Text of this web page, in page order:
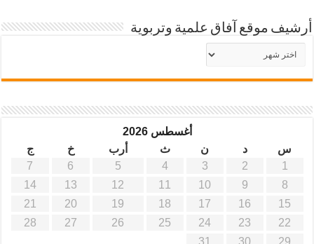
أرشيف موقع آفاق علمية وتربوية
أرشيف
موقع
أغسطس 2026
س
د ن ث أرب خ
ج
1
2
3
4
5
6
7
8
9
10
11
12
13
14
15
16
17
18
19
20
21
22
23
24
25
26
27
28
29
30
31